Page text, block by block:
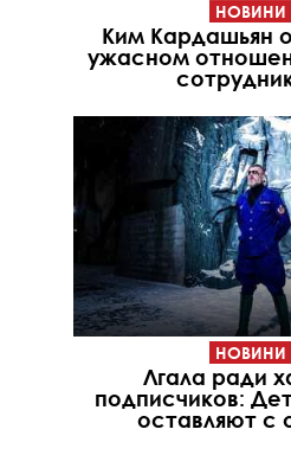
НОВИНИ
Ким Кардашьян
ужасном
НОВИНИ
Лгала ради
подписчиков:
оставляют с